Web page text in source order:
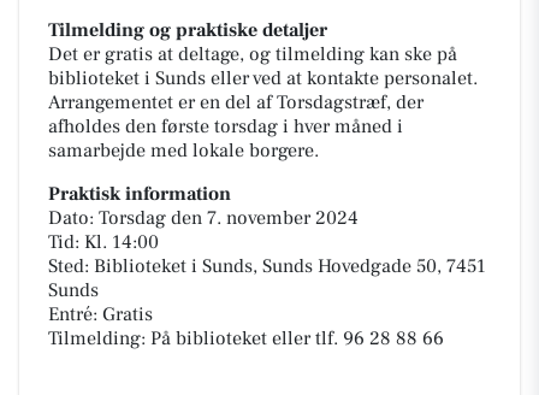
Tilmelding og praktiske detaljer
Det er gratis at deltage, og tilmelding kan ske på
biblioteket i Sunds eller ved at kontakte personalet.
Arrangementet er en del af Torsdagstræf, der
afholdes den første torsdag i hver måned i
samarbejde med lokale borgere.
Praktisk information
Dato: Torsdag den 7. november 2024
Tid: Kl. 14:00
Sted: Biblioteket i Sunds, Sunds Hovedgade 50, 7451
Sunds
Entré: Gratis
Tilmelding: På biblioteket eller tlf. 96 28 88 66